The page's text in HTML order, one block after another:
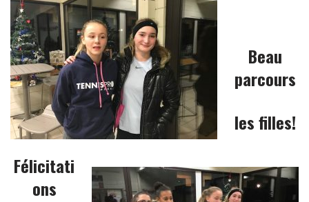
Beau
parcours
les filles!
Félicitati
ons